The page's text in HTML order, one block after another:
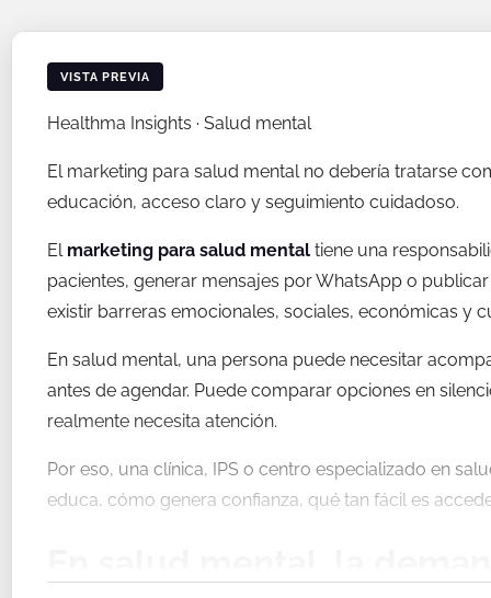
VISTA PREVIA
Healthma Insights · Salud mental
El marketing para salud mental no debería tratarse
educación, acceso claro y seguimiento cuidadoso.
El marketing para salud mental tiene una
pacientes, generar mensajes por WhatsApp o
existir barreras emocionales, sociales, económicas y
En salud mental, una persona puede necesitar
antes de agendar. Puede comparar opciones en
realmente necesita atención.
Por eso, una clínica, IPS o centro especializado en
educa, cómo genera confianza, qué tan fácil es